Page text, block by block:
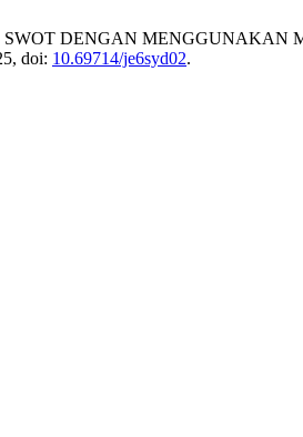
SWOT DENGAN
doi: 10.69714/je6syd02.